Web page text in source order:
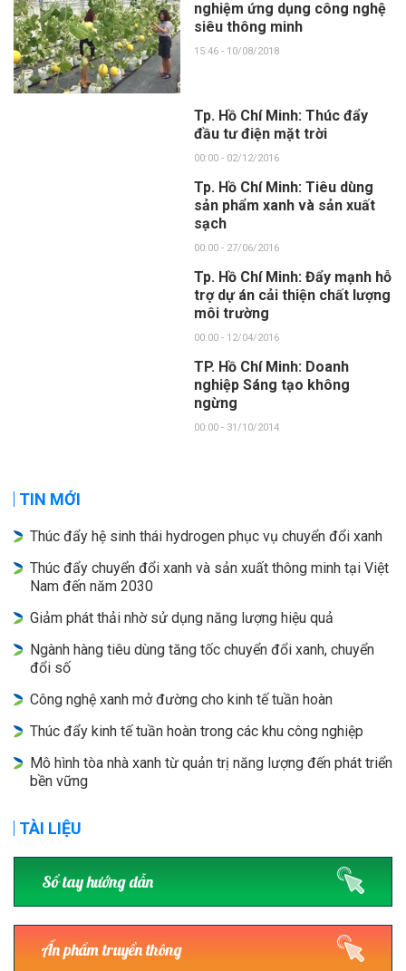
nghiệm ứng dụng công nghệ
siêu thông minh
15:46 - 10/08/2018
Tp. Hồ Chí Minh: Thúc đẩy
đầu tư điện mặt trời
00:00 - 02/12/2016
Tp. Hồ Chí Minh: Tiêu dùng
sản phẩm xanh và sản xuất
sạch
00:00 - 27/06/2016
Tp. Hồ Chí Minh: Đẩy mạnh hỗ
trợ dự án cải thiện chất lượng
môi trường
00:00 - 12/04/2016
TP. Hồ Chí Minh: Doanh
nghiệp Sáng tạo không
ngừng
00:00 - 31/10/2014
TIN MỚI
Thúc đẩy hệ sinh thái hydrogen phục vụ chuyển đổi xanh
Thúc đẩy chuyển đổi xanh và sản xuất thông minh tại Việt
Nam đến năm 2030
Giảm phát thải nhờ sử dụng năng lượng hiệu quả
Ngành hàng tiêu dùng tăng tốc chuyển đổi xanh, chuyển
đổi số
Công nghệ xanh mở đường cho kinh tế tuần hoàn
Thúc đẩy kinh tế tuần hoàn trong các khu công nghiệp
Mô hình tòa nhà xanh từ quản trị năng lượng đến phát triển
bền vững
TÀI LIỆU
Sổ tay hướng dẫn
Ấn phẩm truyền thông